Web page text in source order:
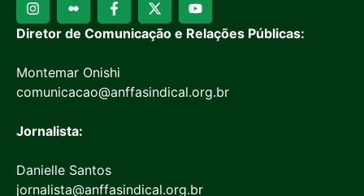
Diretor de Comunicação e Relações Públicas:
Montemar Onishi
comunicacao@anffasindical.org.br
Jornalista:
Danielle Santos
jornalista@anffasindical.org.br